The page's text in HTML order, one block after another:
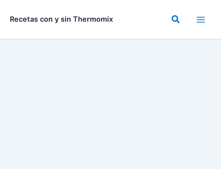
Recetas con y sin Thermomix Buscar